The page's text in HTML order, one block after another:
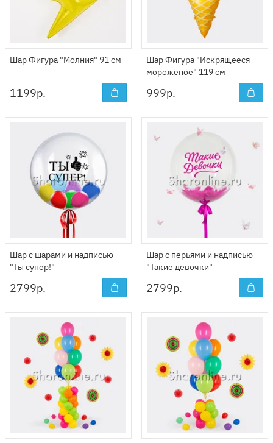
Шар Фигура "Молния" 91 см
1199р.
Шар Фигура "Искрящееся
мороженое" 119 см
999р.
Шар с шарами и надписью
"Ты супер!"
2799р.
Шар с перьями и надписью
"Такие девочки"
2799р.